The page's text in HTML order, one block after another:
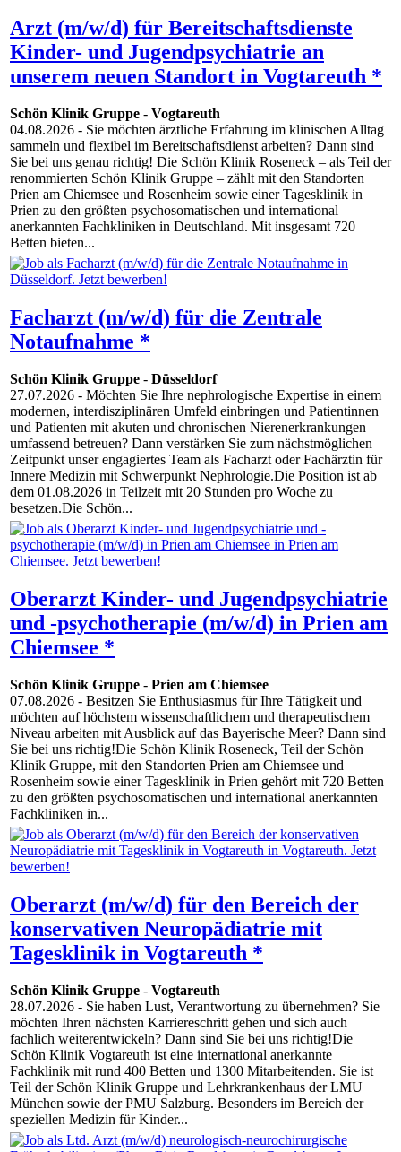
Arzt (m/w/d) für Bereitschaftsdienste
Kinder- und Jugendpsychiatrie an
unserem neuen Standort in Vogtareuth *
Schön Klinik Gruppe - Vogtareuth
04.08.2026 - Sie möchten ärztliche Erfahrung im klinischen Alltag
sammeln und flexibel im Bereitschaftsdienst arbeiten? Dann sind
Sie bei uns genau richtig! Die Schön Klinik Roseneck – als Teil der
renommierten Schön Klinik Gruppe – zählt mit den Standorten
Prien am Chiemsee und Rosenheim sowie einer Tagesklinik in
Prien zu den größten psychosomatischen und international
anerkannten Fachkliniken in Deutschland. Mit insgesamt 720
Betten bieten...
Facharzt (m/w/d) für die Zentrale
Notaufnahme *
Schön Klinik Gruppe - Düsseldorf
27.07.2026 - Möchten Sie Ihre nephrologische Expertise in einem
modernen, interdisziplinären Umfeld einbringen und Patientinnen
und Patienten mit akuten und chronischen Nierenerkrankungen
umfassend betreuen? Dann verstärken Sie zum nächstmöglichen
Zeitpunkt unser engagiertes Team als Facharzt oder Fachärztin für
Innere Medizin mit Schwerpunkt Nephrologie.Die Position ist ab
dem 01.08.2026 in Teilzeit mit 20 Stunden pro Woche zu
besetzen.Die Schön...
Oberarzt Kinder- und Jugendpsychiatrie
und -psychotherapie (m/w/d) in Prien am
Chiemsee *
Schön Klinik Gruppe - Prien am Chiemsee
07.08.2026 - Besitzen Sie Enthusiasmus für Ihre Tätigkeit und
möchten auf höchstem wissenschaftlichem und therapeutischem
Niveau arbeiten mit Ausblick auf das Bayerische Meer? Dann sind
Sie bei uns richtig!Die Schön Klinik Roseneck, Teil der Schön
Klinik Gruppe, mit den Standorten Prien am Chiemsee und
Rosenheim sowie einer Tagesklinik in Prien gehört mit 720 Betten
zu den größten psychosomatischen und international anerkannten
Fachkliniken in...
Oberarzt (m/w/d) für den Bereich der
konservativen Neuropädiatrie mit
Tagesklinik in Vogtareuth *
Schön Klinik Gruppe - Vogtareuth
28.07.2026 - Sie haben Lust, Verantwortung zu übernehmen? Sie
möchten Ihren nächsten Karriereschritt gehen und sich auch
fachlich weiterentwickeln? Dann sind Sie bei uns richtig!Die
Schön Klinik Vogtareuth ist eine international anerkannte
Fachklinik mit rund 400 Betten und 1300 Mitarbeitenden. Sie ist
Teil der Schön Klinik Gruppe und Lehrkrankenhaus der LMU
München sowie der PMU Salzburg. Besonders im Bereich der
speziellen Medizin für Kinder...